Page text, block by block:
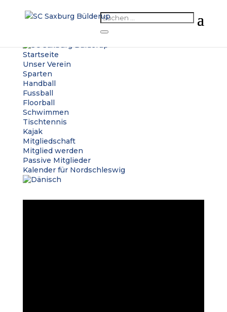
Startseite
Unser Verein
Sparten
Handball
Fussball
Floorball
Schwimmen
Tischtennis
Kajak
Mitgliedschaft
Mitglied werden
Passive Mitglieder
Kalender für Nordschleswig